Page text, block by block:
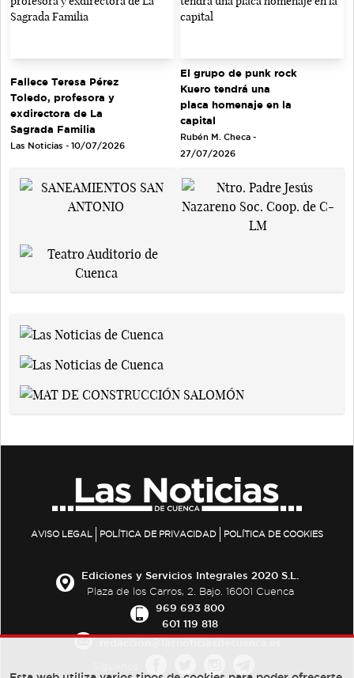
Fallece Teresa Pérez
Toledo, profesora y
exdirectora de La
Sagrada Familia
Las Noticias - 10/07/2026
El grupo de punk rock
Kuero tendrá una
placa homenaje en la
capital
Rubén M. Checa -
27/07/2026
AVISO LEGAL POLÍTICA DE PRIVACIDAD POLÍTICA DE COOKIES
Ediciones y Servicios Integrales 2020 S.L.
Plaza de los Carros, 2. Bajo. 16001 Cuenca
969 693 800
601 119 818